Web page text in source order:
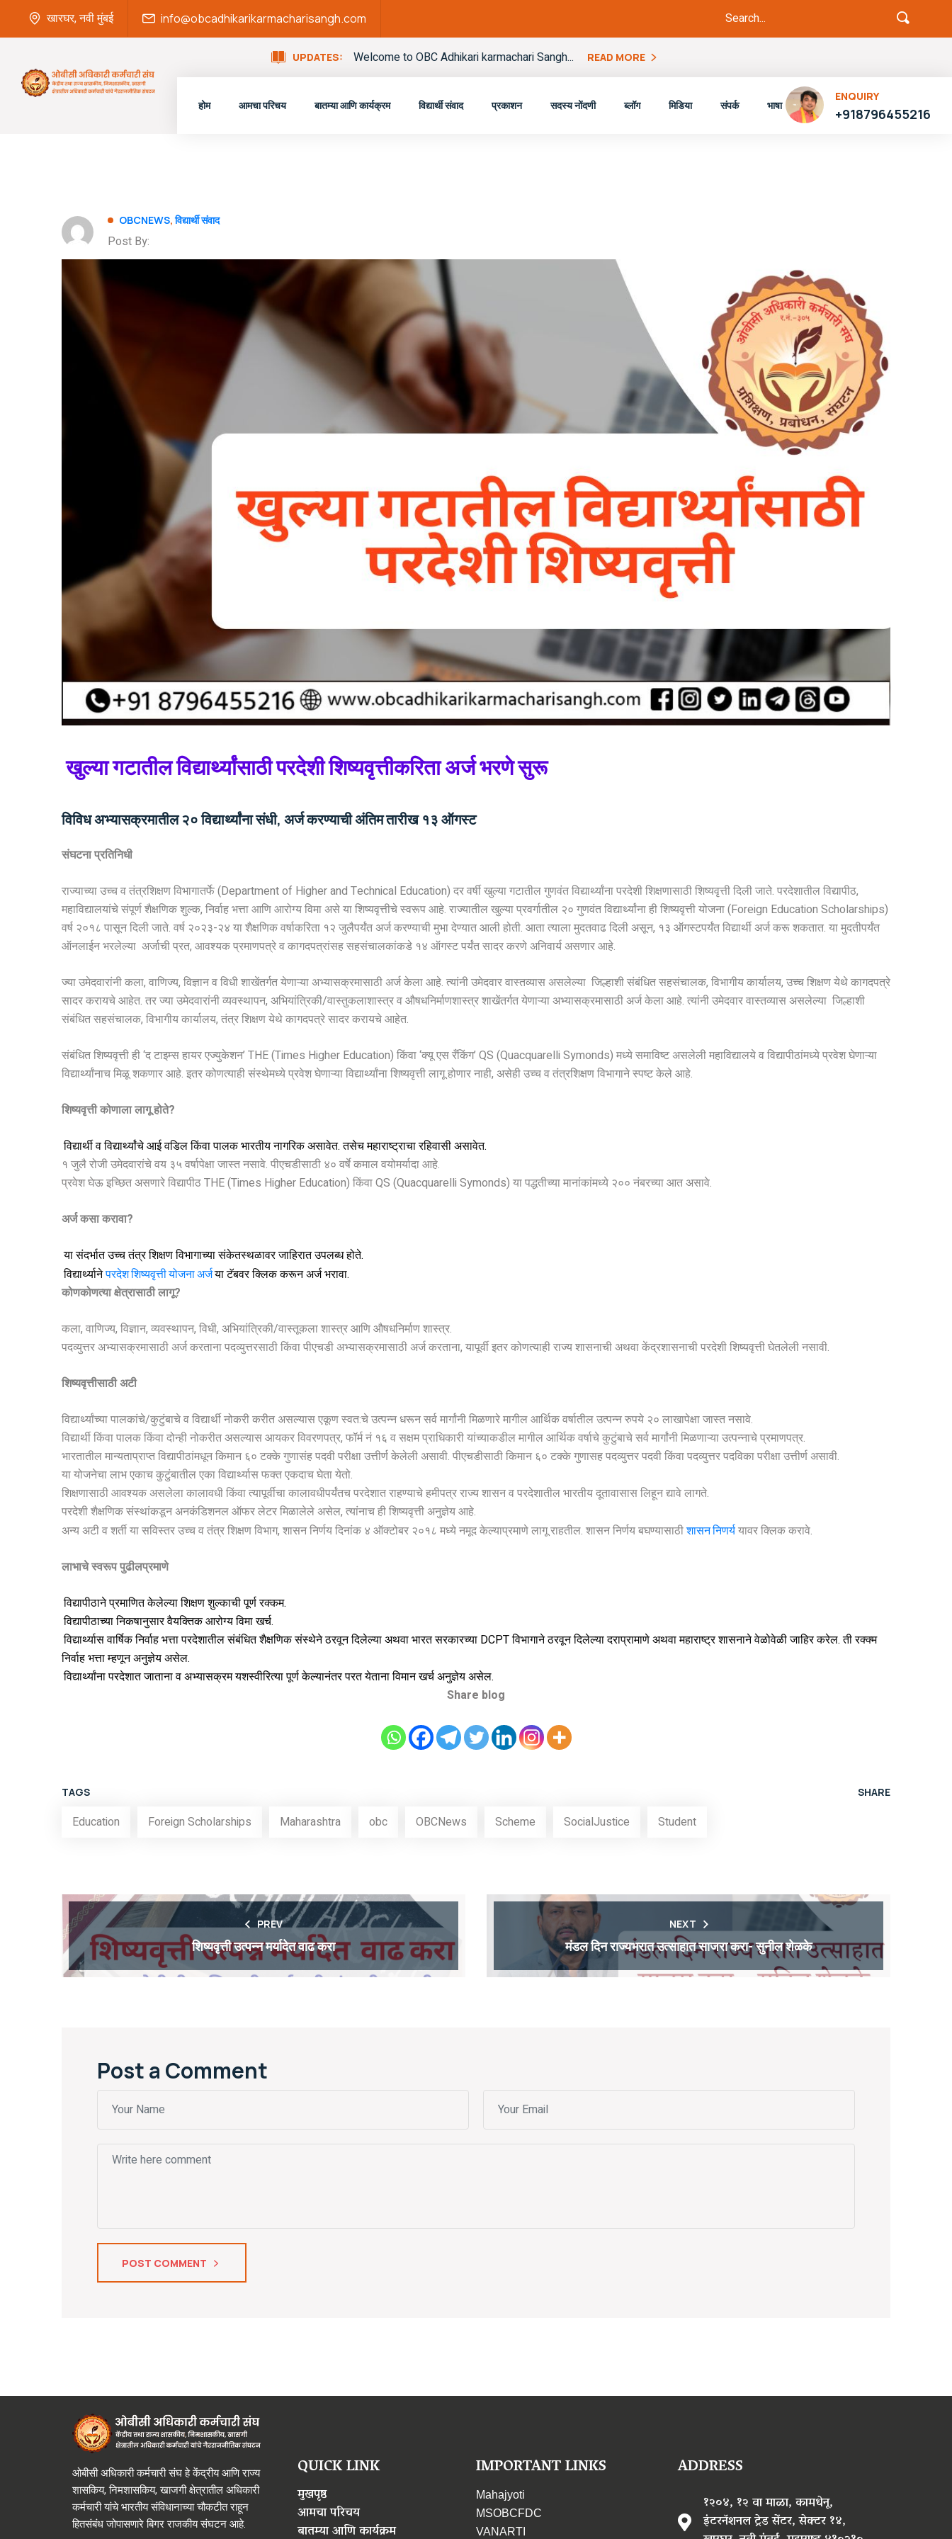
खारघर, नवी मुंबई info@obcadhikarikarmacharisangh.com
UPDATES: Welcome to OBC Adhikari karmachari Sangh... READ MORE
होम आमचा परिचय बातम्या आणि कार्यक्रम विद्यार्थी संवाद प्रकाशन सदस्य नोंदणी ब्लॉग मिडिया संपर्क भाषा
ENQUIRY
+918796455216
OBCNEWS,विद्यार्थी संवाद
Post By:
खुल्या गटातील विद्यार्थ्यांसाठी परदेशी शिष्यवृत्तीकरिता अर्ज भरणे सुरू
विविध अभ्यासक्रमातील २० विद्यार्थ्यांना संधी, अर्ज करण्याची अंतिम तारीख १३ ऑगस्ट
संघटना प्रतिनिधी
राज्याच्या उच्च व तंत्रशिक्षण विभागातर्फे (Department of Higher and Technical Education) दर वर्षी खुल्या गटातील गुणवंत विद्यार्थ्यांना परदेशी शिक्षणासाठी शिष्यवृत्ती दिली जाते. परदेशातील विद्यापीठ,
महाविद्यालयांचे संपूर्ण शैक्षणिक शुल्क, निर्वाह भत्ता आणि आरोग्य विमा असे या शिष्यवृत्तीचे स्वरूप आहे. राज्यातील खुल्या प्रवर्गातील २० गुणवंत विद्यार्थ्यांना ही शिष्यवृत्ती योजना (Foreign Education Scholarships)
वर्ष २०१८ पासून दिली जाते. वर्ष २०२३-२४ या शैक्षणिक वर्षाकरिता १२ जुलैपर्यंत अर्ज करण्याची मुभा देण्यात आली होती. आता त्याला मुदतवाढ दिली असून, १३ ऑगस्टपर्यंत विद्यार्थी अर्ज करू शकतात. या मुदतीपर्यंत
ऑनलाईन भरलेल्या अर्जाची प्रत, आवश्यक प्रमाणपत्रे व कागदपत्रांसह सहसंचालकांकडे १४ ऑगस्ट पर्यंत सादर करणे अनिवार्य असणार आहे.
ज्या उमेदवारांनी कला, वाणिज्य, विज्ञान व विधी शाखेंतर्गत येणाऱ्या अभ्यासक्रमासाठी अर्ज केला आहे. त्यांनी उमेदवार वास्तव्यास असलेल्या जिल्हाशी संबंधित सहसंचालक, विभागीय कार्यालय, उच्च शिक्षण येथे कागदपत्रे
सादर करायचे आहेत. तर ज्या उमेदवारांनी व्यवस्थापन, अभियांत्रिकी/वास्तुकलाशास्त्र व औषधनिर्माणशास्त्र शाखेंतर्गत येणाऱ्या अभ्यासक्रमासाठी अर्ज केला आहे. त्यांनी उमेदवार वास्तव्यास असलेल्या जिल्हाशी
संबंधित सहसंचालक, विभागीय कार्यालय, तंत्र शिक्षण येथे कागदपत्रे सादर करायचे आहेत.
संबंधित शिष्यवृत्ती ही ‘द टाइम्स हायर एज्युकेशन’ THE (Times Higher Education) किंवा ‘क्यू एस रँकिंग’ QS (Quacquarelli Symonds) मध्ये समाविष्ट असलेली महाविद्यालये व विद्यापीठांमध्ये प्रवेश घेणाऱ्या
विद्यार्थ्यांनाच मिळू शकणार आहे. इतर कोणत्याही संस्थेमध्ये प्रवेश घेणाऱ्या विद्यार्थ्यांना शिष्यवृत्ती लागू होणार नाही, असेही उच्च व तंत्रशिक्षण विभागाने स्पष्ट केले आहे.
शिष्यवृत्ती कोणाला लागू होते?
विद्यार्थी व विद्यार्थ्यांचे आई वडिल किंवा पालक भारतीय नागरिक असावेत. तसेच महाराष्ट्राचा रहिवासी असावेत.
१ जुलै रोजी उमेदवारांचे वय ३५ वर्षापेक्षा जास्त नसावे. पीएचडीसाठी ४० वर्षे कमाल वयोमर्यादा आहे.
प्रवेश घेऊ इच्छित असणारे विद्यापीठ THE (Times Higher Education) किंवा QS (Quacquarelli Symonds) या पद्धतीच्या मानांकांमध्ये २०० नंबरच्या आत असावे.
अर्ज कसा करावा?
या संदर्भात उच्च तंत्र शिक्षण विभागाच्या संकेतस्थळावर जाहिरात उपलब्ध होते.
विद्यार्थ्यानेपरदेश शिष्यवृत्ती योजना अर्जया टॅबवर क्लिक करून अर्ज भरावा.
कोणकोणत्या क्षेत्रासाठी लागू?
कला, वाणिज्य, विज्ञान, व्यवस्थापन, विधी, अभियांत्रिकी/वास्तूकला शास्त्र आणि औषधनिर्माण शास्त्र.
पदव्युत्तर अभ्यासक्रमासाठी अर्ज करताना पदव्युत्तरसाठी किंवा पीएचडी अभ्यासक्रमासाठी अर्ज करताना, यापूर्वी इतर कोणत्याही राज्य शासनाची अथवा केंद्रशासनाची परदेशी शिष्यवृत्ती घेतलेली नसावी.
शिष्यवृत्तीसाठी अटी
विद्यार्थ्यांच्या पालकांचे/कुटुंबाचे व विद्यार्थी नोकरी करीत असल्यास एकूण स्वत:चे उत्पन्न धरून सर्व मार्गांनी मिळणारे मागील आर्थिक वर्षातील उत्पन्न रुपये २० लाखापेक्षा जास्त नसावे.
विद्यार्थी किंवा पालक किंवा दोन्ही नोकरीत असल्यास आयकर विवरणपत्र, फॉर्म नं १६ व सक्षम प्राधिकारी यांच्याकडील मागील आर्थिक वर्षाचे कुटुंबाचे सर्व मार्गांनी मिळणाऱ्या उत्पन्नाचे प्रमाणपत्र.
भारतातील मान्यताप्राप्त विद्यापीठांमधून किमान ६० टक्के गुणासंह पदवी परीक्षा उत्तीर्ण केलेली असावी. पीएचडीसाठी किमान ६० टक्के गुणासह पदव्युत्तर पदवी किंवा पदव्युत्तर पदविका परीक्षा उत्तीर्ण असावी.
या योजनेचा लाभ एकाच कुटुंबातील एका विद्यार्थ्यास फक्त एकदाच घेता येतो.
शिक्षणासाठी आवश्यक असलेला कालावधी किंवा त्यापूर्वीचा कालावधीपर्यंतच परदेशात राहण्याचे हमीपत्र राज्य शासन व परदेशातील भारतीय दूतावासास लिहून द्यावे लागते.
परदेशी शैक्षणिक संस्थांकडून अनकंडिशनल ऑफर लेटर मिळालेले असेल, त्यांनाच ही शिष्यवृत्ती अनुज्ञेय आहे.
अन्य अटी व शर्ती या सविस्तर उच्च व तंत्र शिक्षण विभाग, शासन निर्णय दिनांक ४ ऑक्टोबर २०१८ मध्ये नमूद केल्याप्रमाणे लागू राहतील. शासन निर्णय बघण्यासाठीशासन निणर्ययावर क्लिक करावे.
लाभाचे स्वरूप पुढीलप्रमाणे
विद्यापीठाने प्रमाणित केलेल्या शिक्षण शुल्काची पूर्ण रक्कम.
विद्यापीठाच्या निकषानुसार वैयक्तिक आरोग्य विमा खर्च.
विद्यार्थ्यास वार्षिक निर्वाह भत्ता परदेशातील संबंधित शैक्षणिक संस्थेने ठरवून दिलेल्या अथवा भारत सरकारच्या DCPT विभागाने ठरवून दिलेल्या दराप्रामाणे अथवा महाराष्ट्र शासनाने वेळोवेळी जाहिर करेल. ती रक्क्म
निर्वाह भत्ता म्हणून अनुज्ञेय असेल.
विद्यार्थ्यांना परदेशात जाताना व अभ्यासक्रम यशस्वीरित्या पूर्ण केल्यानंतर परत येताना विमान खर्च अनुज्ञेय असेल.
Share blog
TAGS
Education Foreign Scholarships Maharashtra obc OBCNews Scheme SocialJustice Student
SHARE
PREV
शिष्यवृत्ती उत्पन्न मर्यादेत वाढ करा
NEXT
मंडल दिन राज्यभरात उत्साहात साजरा करा- सुनील शेळके
Post a Comment
POST COMMENT
ओबीसी अधिकारी कर्मचारी संघ हे केंद्रीय आणि राज्य
शासकिय, निमशासकिय, खाजगी क्षेत्रातील अधिकारी
कर्मचारी यांचे भारतीय संविधानाच्या चौकटीत राहून
हितसंबंध जोपासणारे बिगर राजकीय संघटन आहे.
QUICK LINK
मुखपृष्ठ
आमचा परिचय
बातम्या आणि कार्यक्रम
IMPORTANT LINKS
Mahajyoti
MSOBCFDC
VANARTI
ADDRESS
१२०४, १२ वा माळा, कामधेनू,
इंटरनॅशनल ट्रेड सेंटर, सेक्टर १४,